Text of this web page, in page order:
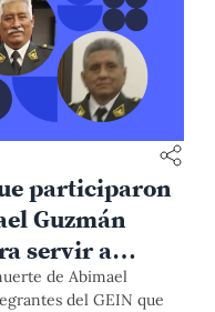
participaron
Guzmán
servir a
de Abimael
del GEIN que